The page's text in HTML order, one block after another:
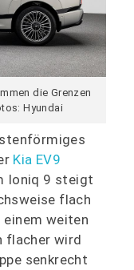
die Grenzen
Hyundai
Kia EV9
Ioniq 9 steigt
flach
einem weiten
flacher wird
senkrecht